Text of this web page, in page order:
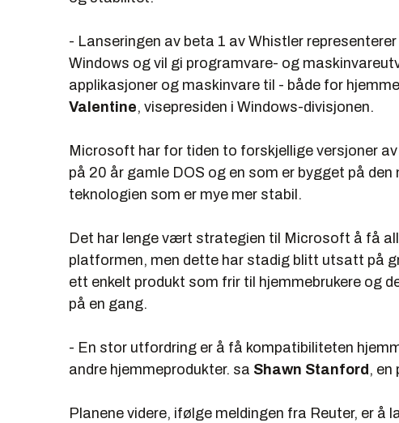
- Lanseringen av beta 1 av Whistler
Windows og vil gi programvare- og
applikasjoner og maskinvare til - både for
Valentine, visepresiden i Windows-divisjonen.
Microsoft har for tiden to forskjellige versjoner
på 20 år gamle DOS og en som er bygget på
teknologien som er mye mer stabil.
Det har lenge vært strategien til Microsoft å få
platformen, men dette har stadig blitt utsatt på
ett enkelt produkt som frir til hjemmebrukere og
på en gang.
- En stor utfordring er å få kompatibiliteten
andre hjemmeprodukter. sa Shawn Stanford , en
Planene videre, ifølge meldingen fra Reuter, er å